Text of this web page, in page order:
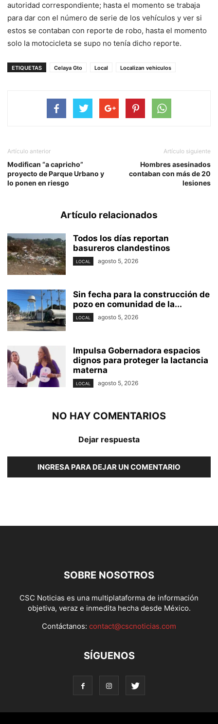
autoridad correspondiente; hasta el momento se trabaja
para dar con el número de serie de los vehículos y ver si
estos se contaban con reporte de robo, hasta el momento
solo la motocicleta se supo no tenía dicho reporte.
ETIQUETAS Celaya Gto Local Localizan vehiculos
Artículo anterior
Modifican “a capricho”
proyecto de Parque Urbano y
lo ponen en riesgo
Artículo siguiente
Hombres asesinados
contaban con más de 20
lesiones
Artículo relacionados
Todos los días reportan
basureros clandestinos
LOCAL agosto 5, 2026
Sin fecha para la construcción de
pozo en comunidad de la...
LOCAL agosto 5, 2026
Impulsa Gobernadora espacios
dignos para proteger la lactancia
materna
LOCAL agosto 5, 2026
NO HAY COMENTARIOS
Dejar respuesta
INGRESA PARA DEJAR UN COMENTARIO
SOBRE NOSOTROS
CSC Noticias es una multiplataforma de información
objetiva, veraz e inmedita hecha desde México.
Contáctanos: contact@cscnoticias.com
SÍGUENOS